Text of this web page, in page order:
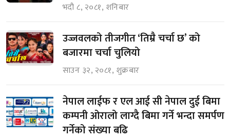
भदौ ८, २०८१, शनिबार
उज्जवलको तीजगीत ‘तिम्रै चर्चा छ’ को
बजारमा चर्चा चुलियो
साउन ३२, २०८१, शुक्रबार
नेपाल लाईफ र एल आई सी नेपाल दुई बिमा
कम्पनी ओरालो लाग्दै बिमा गर्ने भन्दा समर्पण
गर्नेको संख्या बढि